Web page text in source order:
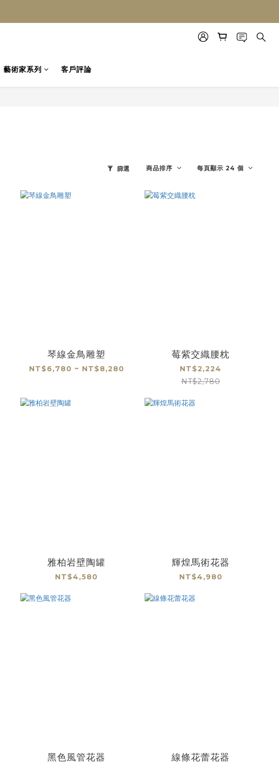
藝術家系列 客戶評論
篩選 商品排序 每頁顯示 24 個
琴線金鳥雕塑
NT$6,780 ~ NT$8,280
莓紫交織腰枕
NT$2,224
NT$2,780
雅柏岩壁陶罐
NT$4,580
輝煌馬術花器
NT$4,980
黑色風管花器 線條花蕾花器